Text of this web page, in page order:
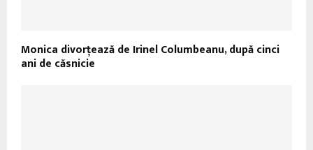
Monica divorţează de Irinel Columbeanu, după cinci
ani de căsnicie